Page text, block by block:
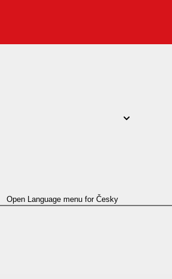
Open Language menu for Česky